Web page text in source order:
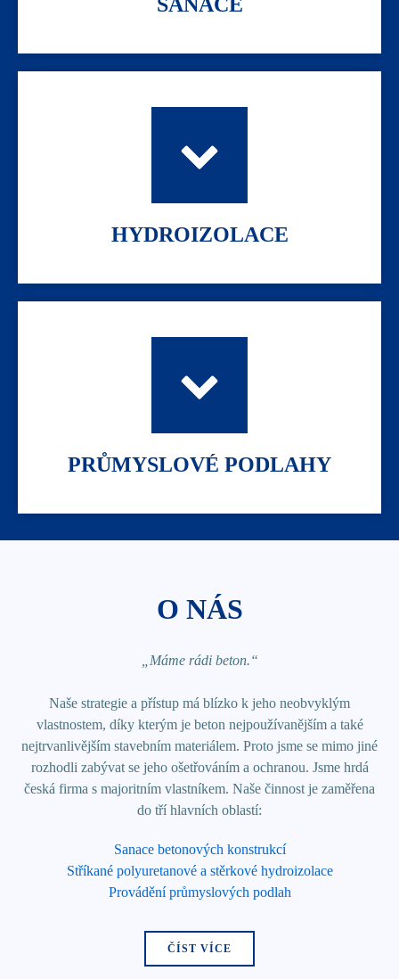
HYDROIZOLACE
PRŮMYSLOVÉ PODLAHY
O NÁS
„Máme rádi beton.“
Naše strategie a přístup má blízko k jeho neobvyklým
vlastnostem, díky kterým je beton nejpoužívanějším a také
nejtrvanlivějším stavebním materiálem. Proto jsme se mimo jiné
rozhodli zabývat se jeho ošetřováním a ochranou. Jsme hrdá
česká firma s majoritním vlastníkem. Naše činnost je zaměřena
do tří hlavních oblastí:
Sanace betonových konstrukcí
Stříkané polyuretanové a stěrkové hydroizolace
Provádění průmyslových podlah
ČÍST VÍCE